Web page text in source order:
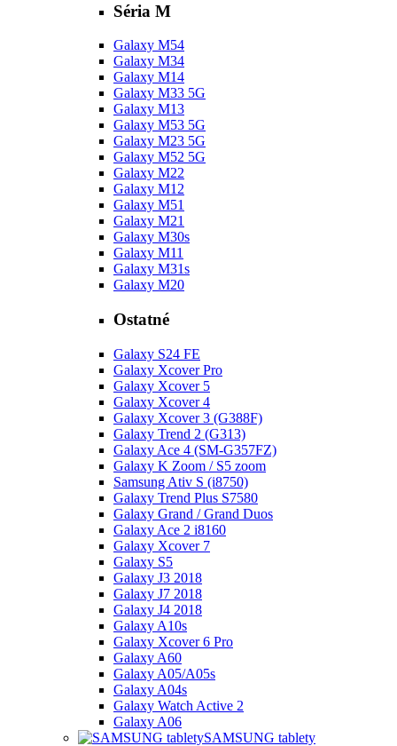
Séria M
Galaxy M54
Galaxy M34
Galaxy M14
Galaxy M33 5G
Galaxy M13
Galaxy M53 5G
Galaxy M23 5G
Galaxy M52 5G
Galaxy M22
Galaxy M12
Galaxy M51
Galaxy M21
Galaxy M30s
Galaxy M11
Galaxy M31s
Galaxy M20
Ostatné
Galaxy S24 FE
Galaxy Xcover Pro
Galaxy Xcover 5
Galaxy Xcover 4
Galaxy Xcover 3 (G388F)
Galaxy Trend 2 (G313)
Galaxy Ace 4 (SM-G357FZ)
Galaxy K Zoom / S5 zoom
Samsung Ativ S (i8750)
Galaxy Trend Plus S7580
Galaxy Grand / Grand Duos
Galaxy Ace 2 i8160
Galaxy Xcover 7
Galaxy S5
Galaxy J3 2018
Galaxy J7 2018
Galaxy J4 2018
Galaxy A10s
Galaxy Xcover 6 Pro
Galaxy A60
Galaxy A05/A05s
Galaxy A04s
Galaxy Watch Active 2
Galaxy A06
SAMSUNG tablety